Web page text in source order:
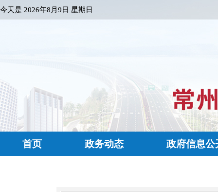
今天是 2026年8月9日 星期日
首页 政务动态 政府信息公